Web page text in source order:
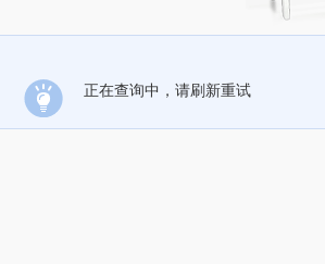
正在查询中，请刷新重试